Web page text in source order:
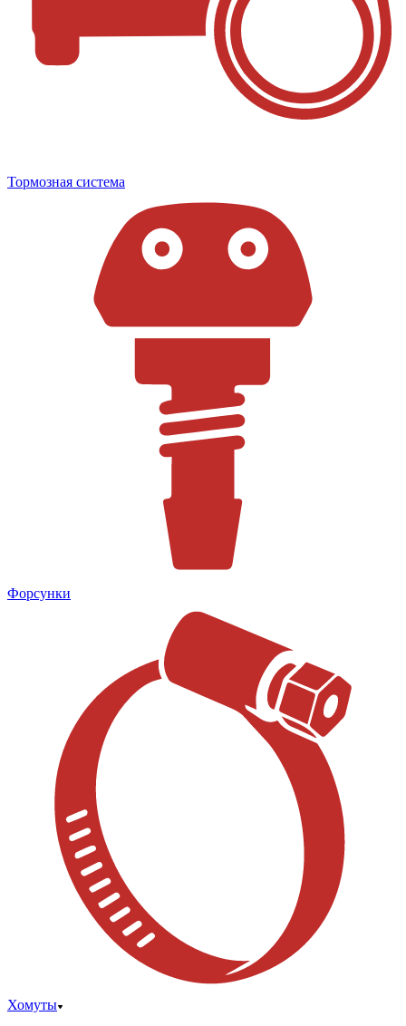
Тормозная система
Форсунки
Хомуты